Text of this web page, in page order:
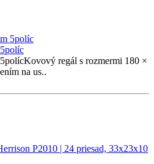
regál s rozmermi 180 ×
na us..